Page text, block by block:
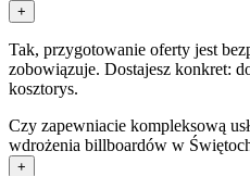
+
Tak, przygotowanie oferty jest
zobowiązuje. Dostajesz konkret:
kosztorys.
Czy zapewniacie kompleksową
wdrożenia billboardów w
+